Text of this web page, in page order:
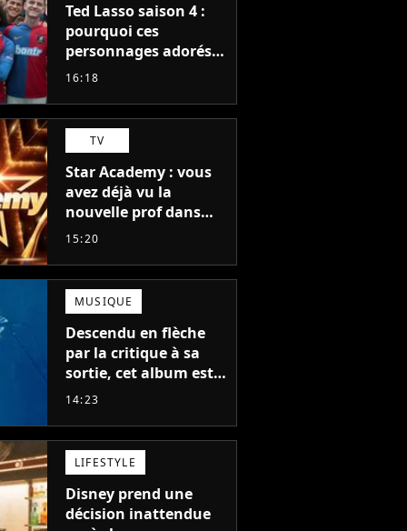
Ted Lasso saison 4 :
pourquoi ces
personnages adorés
des fans ne sont pas
16:18
TV
Star Academy : vous
avez déjà vu la
nouvelle prof dans
The Voice et aux
15:20
MUSIQUE
Descendu en flèche
par la critique à sa
sortie, cet album est
en train de devenir le
auteur
14:23
LIFESTYLE
Disney prend une
décision inattendue